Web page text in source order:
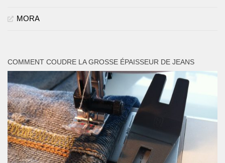
MORA
COMMENT COUDRE LA GROSSE ÉPAISSEUR DE JEANS